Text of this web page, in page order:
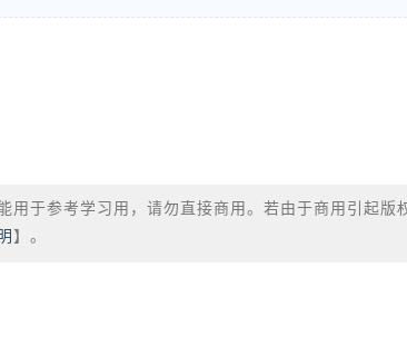
用于参考学习用，请勿直接商用。若由于商用引起版
】。